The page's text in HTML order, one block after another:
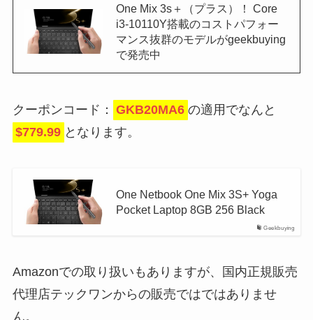
One Mix 3s＋（プラス）！ Core
i3-10110Y搭載のコストパフォー
マンス抜群のモデルがgeekbuying
で発売中
クーポンコード： GKB20MA6 の適用でなんと
$779.99 となります。
Geekbuying
One Netbook One Mix 3S+ Yoga
Pocket Laptop 8GB 256 Black
Amazonでの取り扱いもありますが、国内正規販売
代理店テックワンからの販売ではではありませ
ん。